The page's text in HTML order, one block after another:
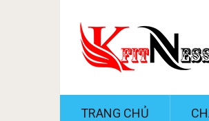
TRANG CHỦ